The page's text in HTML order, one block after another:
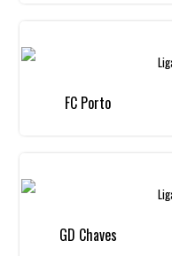
FC Porto
GD Chaves